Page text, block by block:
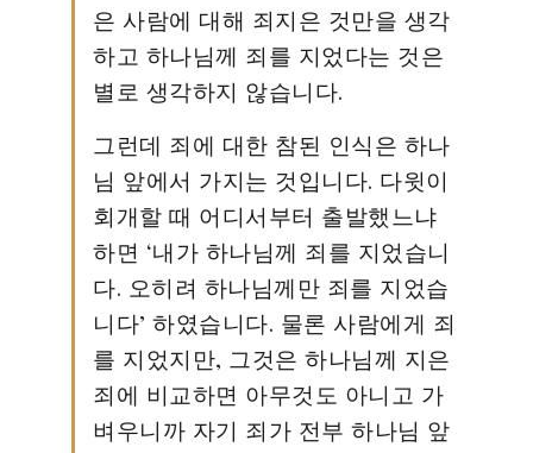
은 사람에 대해 죄지은 것만을 생각
하고 하나님께 죄를 지었다는 것은
별로 생각하지 않습니다.
그런데 죄에 대한 참된 인식은 하나
님 앞에서 가지는 것입니다. 다윗이
회개할 때 어디서부터 출발했느냐
하면 ‘내가 하나님께 죄를 지었습니
다. 오히려 하나님께만 죄를 지었습
니다’ 하였습니다. 물론 사람에게 죄
를 지었지만, 그것은 하나님께 지은
죄에 비교하면 아무것도 아니고 가
벼우니까 자기 죄가 전부 하나님 앞